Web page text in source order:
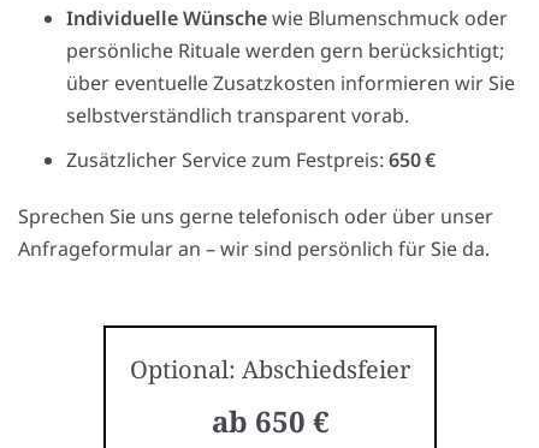
Individuelle Wünschewie Blumenschmuck oder
persönliche Rituale werden gern berücksichtigt;
über eventuelle Zusatzkosten informieren wir Sie
selbstverständlich transparent vorab.
Zusätzlicher Service zum Festpreis: 650 €
Sprechen Sie uns gerne telefonisch oder über unser
Anfrageformular an – wir sind persönlich für Sie da.
Optional: Abschiedsfeier
ab 650 €